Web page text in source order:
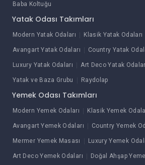
Baba Koltuğu
Yatak Odası Takımları
Modern Yatak Odaları Klasik Yatak Odaları
Avangart Yatak Odaları Country Yatak
Luxury Yatak Odaları Art Deco Yatak
Yatak ve Baza Grubu Raydolap
Yemek Odası Takımları
Modern Yemek Odaları Klasik Yemek
Avangart Yemek Odaları Country Yemek
Mermer Yemek Masası Luxury Yemek
Art Deco Yemek Odaları Doğal Ahşap